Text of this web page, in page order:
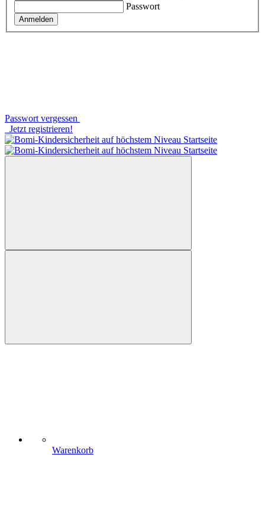
Passwort
Anmelden
Passwort vergessen
Jetzt registrieren!
Warenkorb